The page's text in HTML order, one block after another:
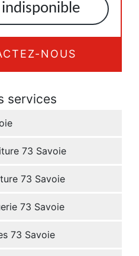
indisponible
NOUS
services
73 Savoie
73 Savoie
73 Savoie
73 Savoie